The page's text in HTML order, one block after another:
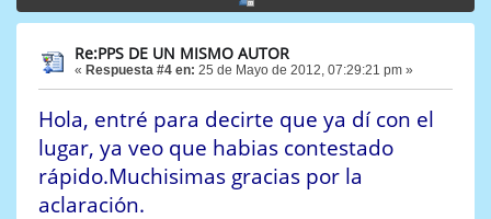
Re:PPS DE UN MISMO AUTOR
« Respuesta #4 en: 25 de Mayo de 2012, 07:29:21 pm »
Hola, entré para decirte que ya dí con el
lugar, ya veo que habias contestado
rápido.Muchisimas gracias por la
aclaración.